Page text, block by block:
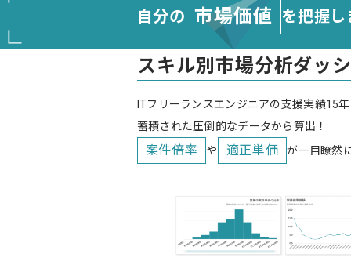
自分の 市場価値 を把握
スキル別市場分析ダッ
ITフリーランスエンジニアの支援実績15
蓄積された圧倒的なデータから算出！
案件倍率 や 適正単価 が一目瞭然